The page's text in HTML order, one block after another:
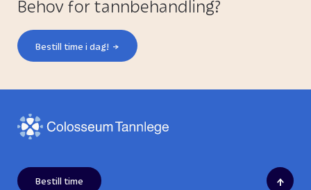
Behov for tannbehandling?
Bestill time i dag!
Bestill time ↑